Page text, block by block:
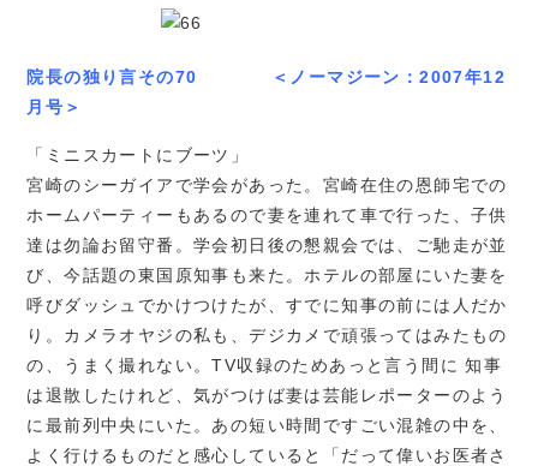
院長の独り言その70 ＜ノーマジーン：2007年12
月号＞
「ミニスカートにブーツ」
宮崎のシーガイアで学会があった。宮崎在住の恩師宅での
ホームパーティーもあるので妻を連れて車で行った、子供
達は勿論お留守番。学会初日後の懇親会では、ご馳走が並
び、今話題の東国原知事も来た。ホテルの部屋にいた妻を
呼びダッシュでかけつけたが、すでに知事の前には人だか
り。カメラオヤジの私も、デジカメで頑張ってはみたもの
の、うまく撮れない。TV収録のためあっと言う間に 知事
は退散したけれど、気がつけば妻は芸能レポーターのよう
に最前列中央にいた。あの短い時間ですごい混雑の中を、
よく行けるものだと感心していると「だって偉いお医者さ